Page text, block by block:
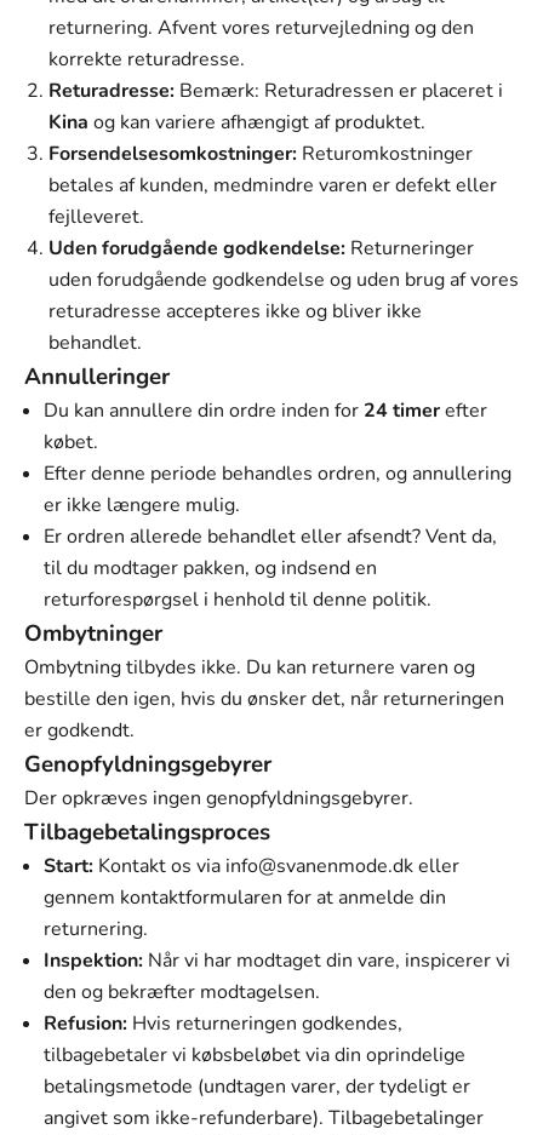
returnering. Afvent vores returvejledning og den
korrekte returadresse.
Returadresse: Bemærk: Returadressen er placeret i
Kina og kan variere afhængigt af produktet.
Forsendelsesomkostninger: Returomkostninger
betales af kunden, medmindre varen er defekt eller
fejlleveret.
Uden forudgående godkendelse: Returneringer
uden forudgående godkendelse og uden brug af vores
returadresse accepteres ikke og bliver ikke
behandlet.
Annulleringer
Du kan annullere din ordre inden for 24 timerefter
købet.
Efter denne periode behandles ordren, og annullering
er ikke længere mulig.
Er ordren allerede behandlet eller afsendt? Vent da,
til du modtager pakken, og indsend en
returforespørgsel i henhold til denne politik.
Ombytninger
Ombytning tilbydes ikke. Du kan returnere varen og
bestille den igen, hvis du ønsker det, når returneringen
er godkendt.
Genopfyldningsgebyrer
Der opkræves ingen genopfyldningsgebyrer.
Tilbagebetalingsproces
Start: Kontakt os via info@svanenmode.dkeller
gennem kontaktformularen for at anmelde din
returnering.
Inspektion: Når vi har modtaget din vare, inspicerer vi
den og bekræfter modtagelsen.
Refusion: Hvis returneringen godkendes,
tilbagebetaler vi købsbeløbet via din oprindelige
betalingsmetode (undtagen varer, der tydeligt er
angivet som ikke-refunderbare). Tilbagebetalinger